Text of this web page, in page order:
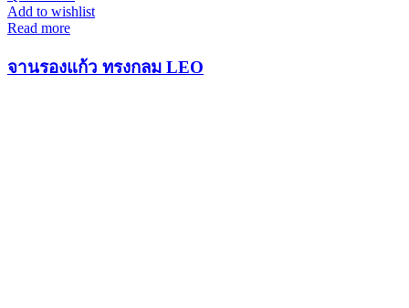
Add to wishlist
Read more
จานรองแก้ว ทรงกลม LEO